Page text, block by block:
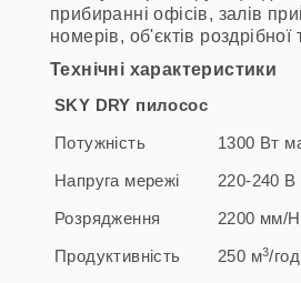
прибиранні офісів, залів
номерів, об'єктів роздрібної
Технічні характеристики
SKY DRY пилосос
Потужність 1300 Вт
Напруга мережі 220-240 В
Розрядження 2200 мм/Н
Продуктивність 250 м3/год